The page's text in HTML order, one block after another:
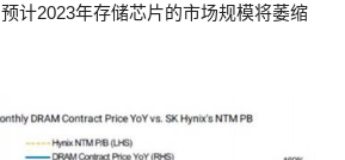
计2023年存储芯片的市场规模将萎缩